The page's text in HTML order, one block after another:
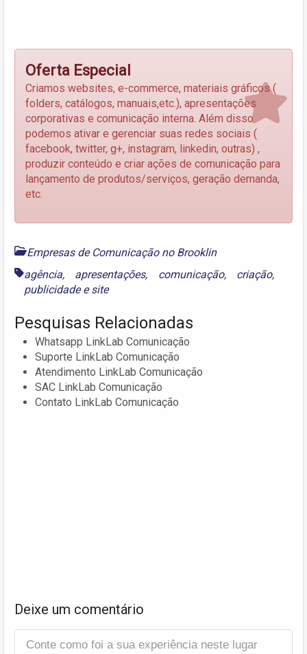
Oferta Especial
Criamos websites, e-commerce, materiais gráficos (
folders, catálogos, manuais,etc.), apresentações
corporativas e comunicação interna. Além disso
podemos ativar e gerenciar suas redes sociais (
facebook, twitter, g+, instagram, linkedin, outras) ,
produzir conteúdo e criar ações de comunicação para
lançamento de produtos/serviços, geração demanda,
etc.
Empresas de Comunicação no Brooklin
agência, apresentações, comunicação, criação,
publicidadeesite
Pesquisas Relacionadas
Whatsapp LinkLab Comunicação
Suporte LinkLab Comunicação
Atendimento LinkLab Comunicação
SAC LinkLab Comunicação
Contato LinkLab Comunicação
Deixe um comentário